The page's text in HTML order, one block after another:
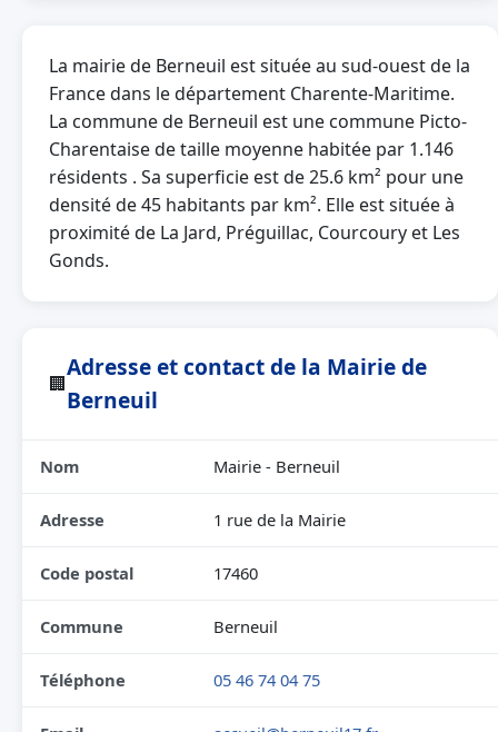
La mairie de Berneuil est située au sud-ouest de la
France dans le département Charente-Maritime.
La commune de Berneuil est une commune Picto-
Charentaise de taille moyenne habitée par 1.146
résidents . Sa superficie est de 25.6 km² pour une
densité de 45 habitants par km². Elle est située à
proximité de La Jard, Préguillac, Courcoury et Les
Gonds.
🏢
Adresse et contact de la Mairie de
Berneuil
Nom Mairie - Berneuil
Adresse 1 rue de la Mairie
Code postal 17460
Commune Berneuil
Téléphone 05 46 74 04 75